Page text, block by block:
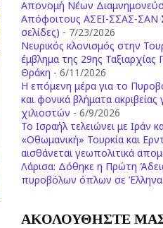
Απονομή Νέων
Απόφοιτους ΑΣΕΙ-ΣΣΑΣ-ΣΑΝ
σελίδες) - 7/23/2026
Νευρικός κλονισμός στην
έμβλημα της 29ης Ταξιαρχίας
Θράκη - 6/11/2026
Η επόμενη μέρα για το
και φονικά βλήματα
χιλιοστών - 6/9/2026
Το Ισραήλ τελειώνει με Ιράν
«Οθωμανική» Τουρκία και
αισθάνεται γεωπολιτικά
Λάρισα: Δόθηκε η Πρώτη
πυροβόλων όπλων σε Έλληνα
ΑΚΟΛΟΥΘΗΣΤΕ